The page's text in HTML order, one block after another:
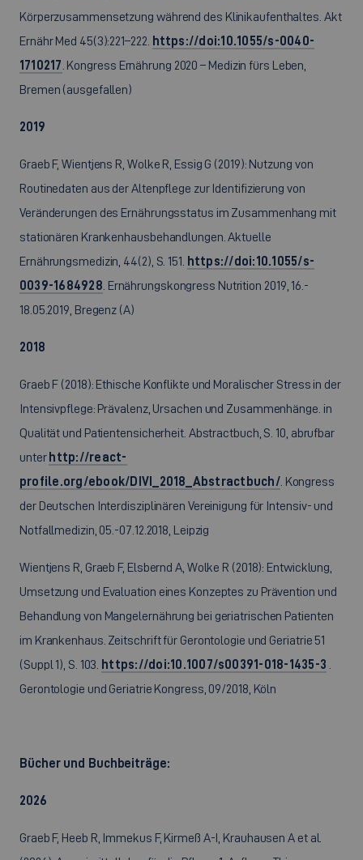
Körperzusammensetzung während des Klinikaufenthaltes. Akt
Ernähr Med 45(3):221–222. https://doi:10.1055/s-0040-
1710217 . Kongress Ernährung 2020 – Medizin fürs Leben,
Bremen (ausgefallen)
2019
Graeb F, Wientjens R, Wolke R, Essig G (2019): Nutzung von
Routinedaten aus der Altenpflege zur Identifizierung von
Veränderungen des Ernährungsstatus im Zusammenhang mit
stationären Krankenhausbehandlungen. Aktuelle
Ernährungsmedizin, 44(2), S. 151. https://doi:10.1055/s-
0039-1684928 . Ernährungskongress Nutrition 2019, 16.-
18.05.2019, Bregenz (A)
2018
Graeb F (2018): Ethische Konflikte und Moralischer Stress in der
Intensivpflege: Prävalenz, Ursachen und Zusammenhänge. in
Qualität und Patientensicherheit. Abstractbuch, S. 10, abrufbar
unter http://react-
profile.org/ebook/DIVI_2018_Abstractbuch/. Kongress
der Deutschen Interdisziplinären Vereinigung für Intensiv- und
Notfallmedizin, 05.-07.12.2018, Leipzig
Wientjens R, Graeb F, Elsbernd A, Wolke R (2018): Entwicklung,
Umsetzung und Evaluation eines Konzeptes zu Prävention und
Behandlung von Mangelernährung bei geriatrischen Patienten
im Krankenhaus. Zeitschrift für Gerontologie und Geriatrie 51
(Suppl 1), S. 103. https://doi:10.1007/s00391-018-1435-3
Gerontologie und Geriatrie Kongress, 09/2018, Köln
Bücher und Buchbeiträge:
2026
Graeb F, Heeb R, Immekus F, Kirmeß A-I, Krauhausen A et al.